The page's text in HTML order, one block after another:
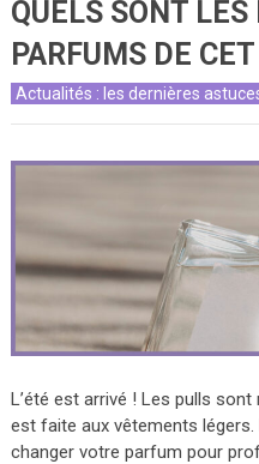
QUELS SONT
PARFUMS DE
Actualités : les dernières
L’été est arrivé ! Les pulls
est faite aux vêtements
changer votre parfum pour